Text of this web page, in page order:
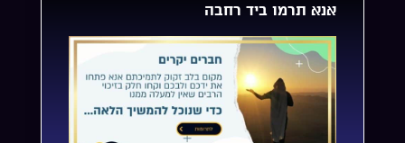
אנא תרמו ביד רחבה